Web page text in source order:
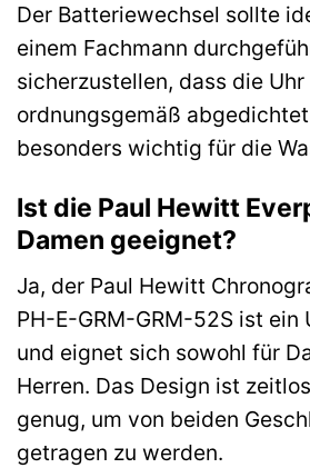
Der Batteriewechsel sollte
einem Fachmann
sicherzustellen, dass die
ordnungsgemäß
besonders wichtig für die
Ist die Paul Hewitt
Damen geeignet?
Ja, der Paul Hewitt
PH-E-GRM-GRM-52S ist ein
und eignet sich sowohl für
Herren. Das Design ist
genug, um von beiden
getragen zu werden.